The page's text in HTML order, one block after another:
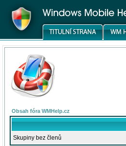
Obsah fóra WMHelp.cz
Skupiny bez členů